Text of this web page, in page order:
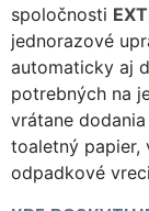
spoločnosti
jednorazové
automaticky aj
potrebných na
vrátane
toaletný papier,
odpadkové